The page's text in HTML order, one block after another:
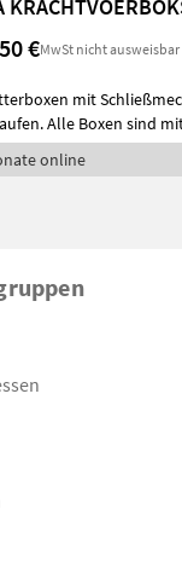
€MwSt nicht ausweisbar
mit
Alle Boxen sind
online